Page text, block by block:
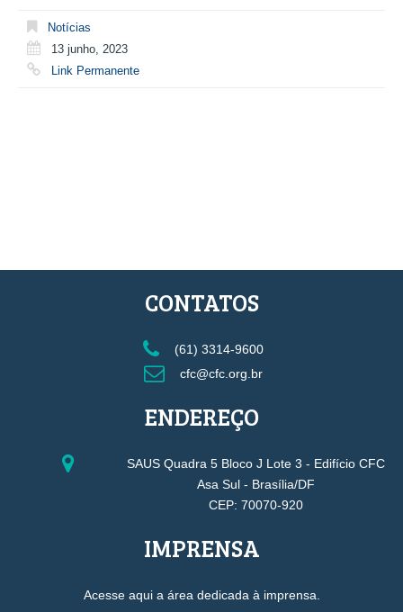
Notícias
13 junho, 2023
Link Permanente
CONTATOS
(61) 3314-9600
cfc@cfc.org.br
ENDEREÇO
SAUS Quadra 5 Bloco J Lote 3 - Edifício CFC
Asa Sul - Brasília/DF
CEP: 70070-920
IMPRENSA
Acesse aqui a área dedicada à imprensa.